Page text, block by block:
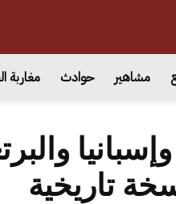
مشاهير حوادث مغاربة
المغرب وإسبانيا
تاريخية